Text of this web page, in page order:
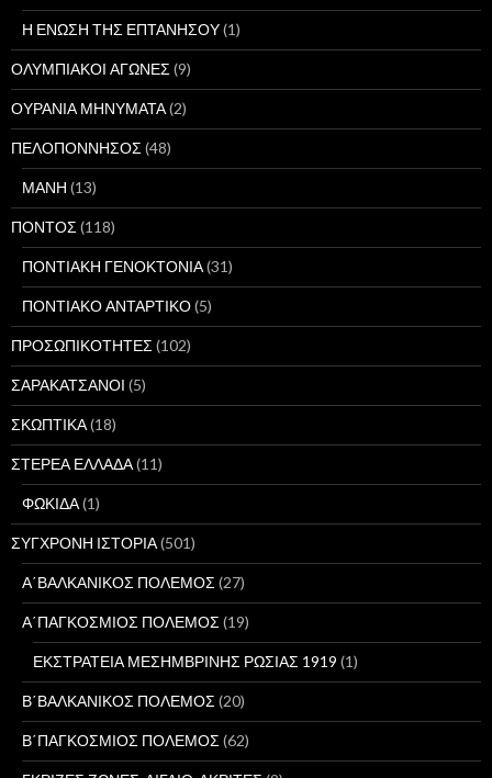
Η ΕΝΩΣΗ ΤΗΣ ΕΠΤΑΝΗΣΟΥ(1)
ΟΛΥΜΠΙΑΚΟΙ ΑΓΩΝΕΣ (9)
ΟΥΡΑΝΙΑ ΜΗΝΥΜΑΤΑ(2)
ΠΕΛΟΠΟΝΝΗΣΟΣ (48)
ΜΑΝΗ (13)
ΠΟΝΤΟΣ (118)
ΠΟΝΤΙΑΚΗ ΓΕΝΟΚΤΟΝΙΑ(31)
ΠΟΝΤΙΑΚΟ ΑΝΤΑΡΤΙΚΟ(5)
ΠΡΟΣΩΠΙΚΟΤΗΤΕΣ (102)
ΣΑΡΑΚΑΤΣΑΝΟΙ (5)
ΣΚΩΠΤΙΚΑ(18)
ΣΤΕΡΕΑ ΕΛΛΑΔΑ(11)
ΦΩΚΙΔΑ(1)
ΣΥΓΧΡΟΝΗ ΙΣΤΟΡΙΑ(501)
Α΄ΒΑΛΚΑΝΙΚΟΣ ΠΟΛΕΜΟΣ (27)
Α΄ΠΑΓΚΟΣΜΙΟΣ ΠΟΛΕΜΟΣ (19)
ΕΚΣΤΡΑΤΕΙΑ ΜΕΣΗΜΒΡΙΝΗΣ ΡΩΣΙΑΣ 1919 (1)
Β΄ΒΑΛΚΑΝΙΚΟΣ ΠΟΛΕΜΟΣ (20)
Β΄ΠΑΓΚΟΣΜΙΟΣ ΠΟΛΕΜΟΣ (62)